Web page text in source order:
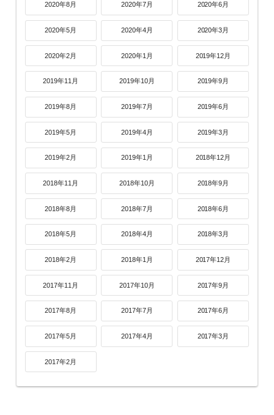
2020年8月 2020年7月 2020年6月
2020年5月 2020年4月 2020年3月
2020年2月 2020年1月 2019年12月
2019年11月 2019年10月 2019年9月
2019年8月 2019年7月 2019年6月
2019年5月 2019年4月 2019年3月
2019年2月 2019年1月 2018年12月
2018年11月 2018年10月 2018年9月
2018年8月 2018年7月 2018年6月
2018年5月 2018年4月 2018年3月
2018年2月 2018年1月 2017年12月
2017年11月 2017年10月 2017年9月
2017年8月 2017年7月 2017年6月
2017年5月 2017年4月 2017年3月
2017年2月